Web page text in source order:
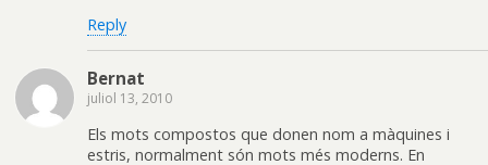
Reply
Bernat
juliol 13, 2010
Els mots compostos que donen nom a màquines i
estris, normalment són mots més moderns. En